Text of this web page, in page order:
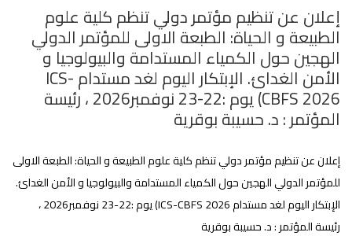
إعلان عن تنظيم مؤتمر دولي تنظم كلية علوم
الطبيعة و الحياة: الطبعة الاولى للمؤتمر الدولي
الهجين حول الكمياء المستدامة والبيولوجيا و
الأمن الغدائ. الإبتكار اليوم لغد مستدام ICS-
CBFS 2026) يوم :22-23 نوفمبر2026 ، رئيسة
المؤتمر : د. حسيبة بوقرية
إعلان عن تنظيم مؤتمر دولي تنظم كلية علوم الطبيعة و الحياة: الطبعة الاولى
للمؤتمر الدولي الهجين حول الكمياء المستدامة والبيولوجيا و الأمن الغدائ.
الإبتكار اليوم لغد مستدام ICS-CBFS 2026) يوم :22-23 نوفمبر2026 ،
رئيسة المؤتمر : د. حسيبة بوقرية